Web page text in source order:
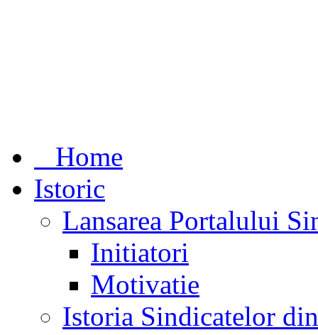
Home
Istoric
Lansarea Portalului
Initiatori
Motivatie
Istoria Sindicatelor